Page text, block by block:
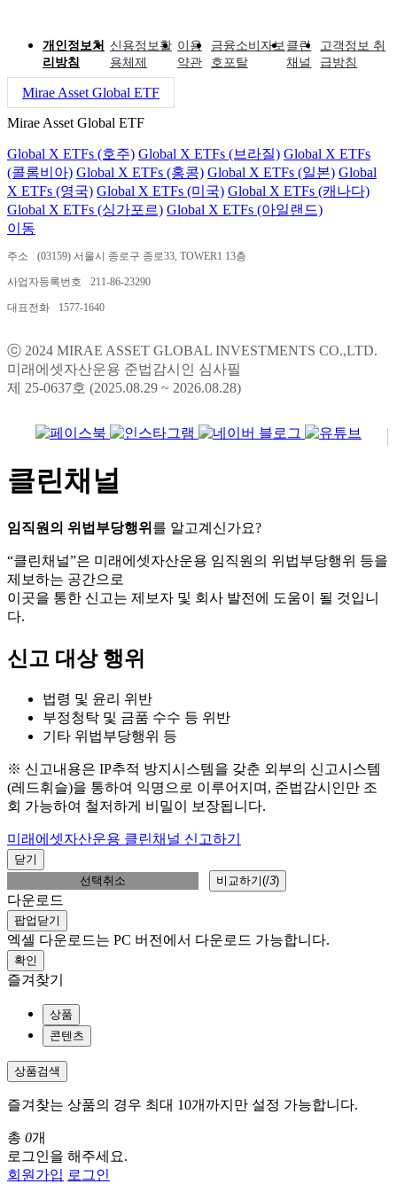
개인정보처
리방침
신용정보활
용체제
이용
약관
금융소비자보
호포탈
클린
채널
고객정보 취
급방침
Mirae Asset Global ETF
Mirae Asset Global ETF
Global X ETFs (호주) Global X ETFs (브라질) Global X ETFs
(콜롬비아) Global X ETFs (홍콩) Global X ETFs (일본) Global
X ETFs (영국) Global X ETFs (미국) Global X ETFs (캐나다)
Global X ETFs (싱가포르) Global X ETFs (아일랜드)
이동
주소 (03159) 서울시 종로구 종로33, TOWER1 13층
사업자등록번호 211-86-23290
대표전화 1577-1640
ⓒ 2024 MIRAE ASSET GLOBAL INVESTMENTS CO.,LTD.
미래에셋자산운용 준법감시인 심사필
제 25-0637호 (2025.08.29 ~ 2026.08.28)
클린채널
임직원의 위법부당행위 를 알고계신가요?
“클린채널”은 미래에셋자산운용 임직원의 위법부당행위 등을
제보하는 공간으로
이곳을 통한 신고는 제보자 및 회사 발전에 도움이 될 것입니
다.
신고 대상 행위
법령 및 윤리 위반
부정청탁 및 금품 수수 등 위반
기타 위법부당행위 등
※ 신고내용은 IP추적 방지시스템을 갖춘 외부의 신고시스템
(레드휘슬)을 통하여 익명으로 이루어지며, 준법감시인만 조
회 가능하여 철저하게 비밀이 보장됩니다.
미래에셋자산운용 클린채널 신고하기
닫기
선택취소
비교하기(/3)
다운로드
팝업닫기
엑셀 다운로드는 PC 버전에서 다운로드 가능합니다.
확인
즐겨찾기
상품
콘텐츠
상품검색
즐겨찾는 상품의 경우 최대 10개까지만 설정 가능합니다.
총 0개
로그인을 해주세요.
회원가입 로그인